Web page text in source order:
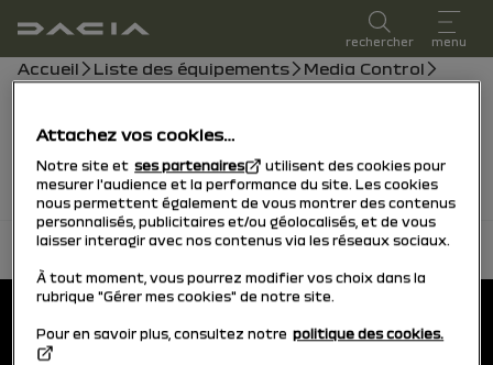
Manuel d'utilisation
rechercher menu
Fil d'ariane
Accueil Liste des équipements
Media Control
Les vidéos seront bientôt disponibles, en attendant
vous pouvez consulter le manuel.
retour en haut
Pied de page
Manuels d’utilisation
Attachez vos cookies…
Notre site et ses partenaires
utilisent des cookies pour
mesurer l'audience et la performance du site. Les cookies
nous permettent également de vous montrer des contenus
personnalisés, publicitaires et/ou géolocalisés, et de vous
laisser interagir avec nos contenus via les réseaux sociaux.
À tout moment, vous pourrez modifier vos choix dans la
rubrique "Gérer mes cookies" de notre site.
Pour en savoir plus, consultez notre politique des cookies.